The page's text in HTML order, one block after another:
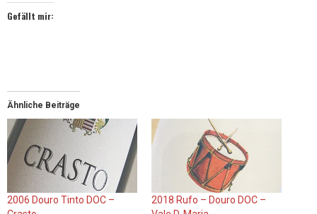
Gefällt mir:
Ähnliche Beiträge
2006 Douro Tinto DOC –
2018 Rufo – Douro DOC –